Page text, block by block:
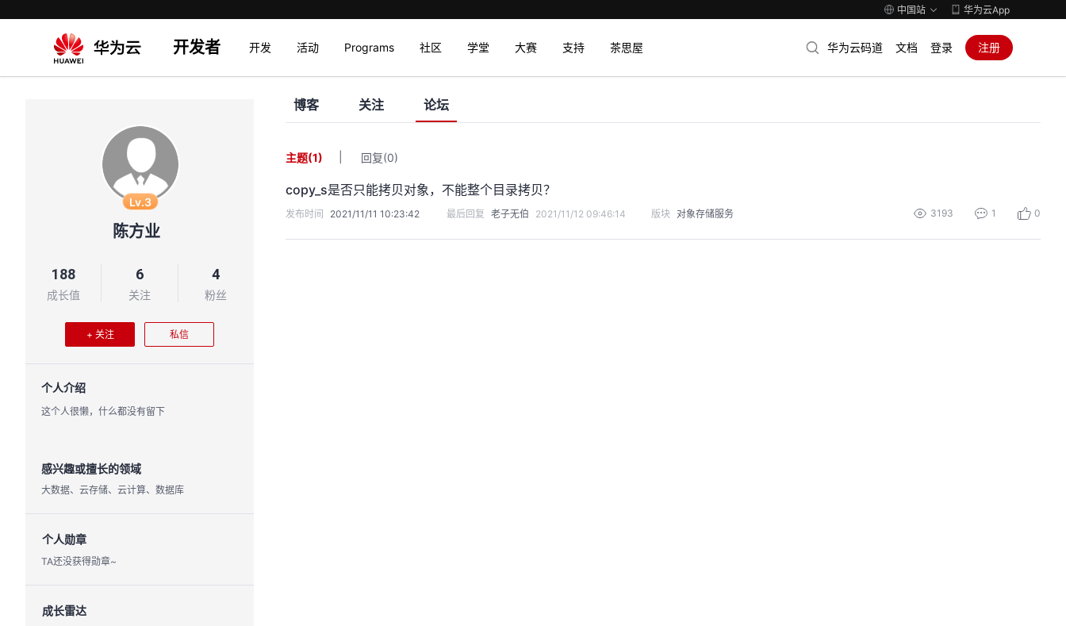
中国站 华为云App
开发者 开发 活动 Programs 社区 学堂 大赛 支持 茶思屋 华为云码道 文档 登录 注册
Lv.3
陈方业
188
成长值
6
关注
4
粉丝
+ 关注 私信
个人介绍
这个人很懒，什么都没有留下
感兴趣或擅长的领域
大数据、云存储、云计算、数据库
个人勋章
TA还没获得勋章~
成长雷达
博客 关注 论坛
主题(1) 回复(0)
copy_s是否只能拷贝对象，不能整个目录拷贝？
发布时间 2021/11/11 10:23:42 最后回复 老子无伯 2021/11/12 09:46:14 版块 对象存储服务 3193 1 0